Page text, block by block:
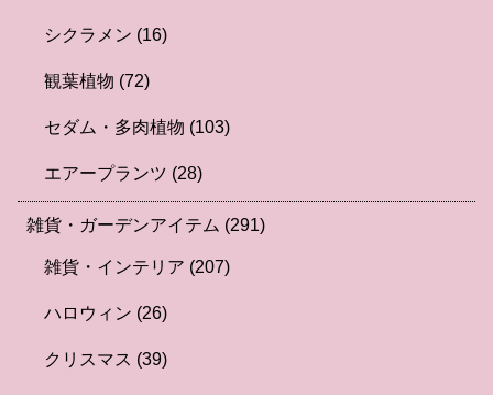
シクラメン (16)
観葉植物 (72)
セダム・多肉植物 (103)
エアープランツ (28)
雑貨・ガーデンアイテム (291)
雑貨・インテリア (207)
ハロウィン (26)
クリスマス (39)